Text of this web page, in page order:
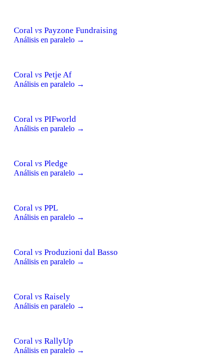
Coral vs Payzone Fundraising
Análisis en paralelo →
Coral vs Petje Af
Análisis en paralelo →
Coral vs PIFworld
Análisis en paralelo →
Coral vs Pledge
Análisis en paralelo →
Coral vs PPL
Análisis en paralelo →
Coral vs Produzioni dal Basso
Análisis en paralelo →
Coral vs Raisely
Análisis en paralelo →
Coral vs RallyUp
Análisis en paralelo →